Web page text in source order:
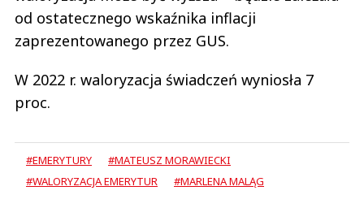
od ostatecznego wskaźnika inflacji
zaprezentowanego przez GUS.
W 2022 r. waloryzacja świadczeń wyniosła 7
proc.
#EMERYTURY
#MATEUSZ MORAWIECKI
#WALORYZACJA EMERYTUR
#MARLENA MALĄG